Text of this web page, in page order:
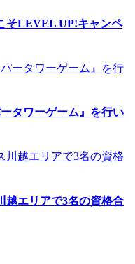
そLEVEL UP!キャンペ
タワーゲーム』を行い
越エリアで3名の資格合